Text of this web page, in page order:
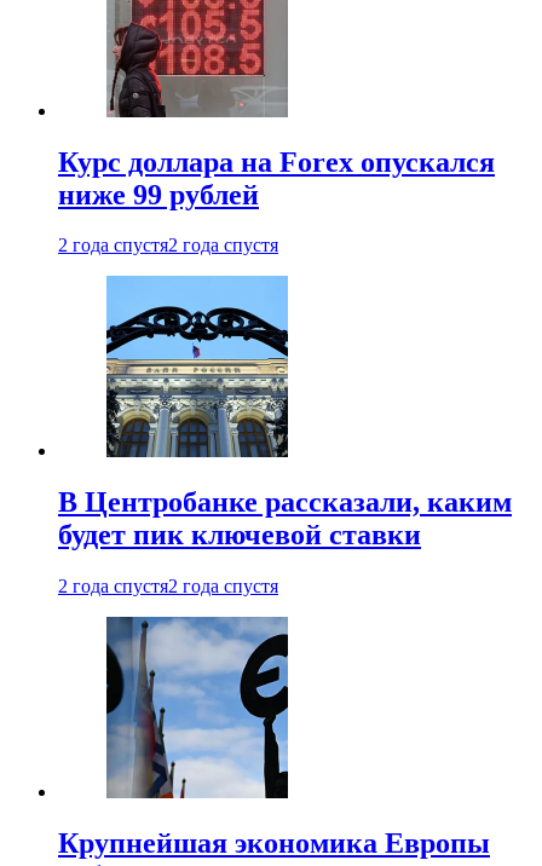
Курс доллара на Forex опускался
ниже 99 рублей
2 года спустя2 года спустя
В Центробанке рассказали, каким
будет пик ключевой ставки
2 года спустя2 года спустя
Крупнейшая экономика Европы